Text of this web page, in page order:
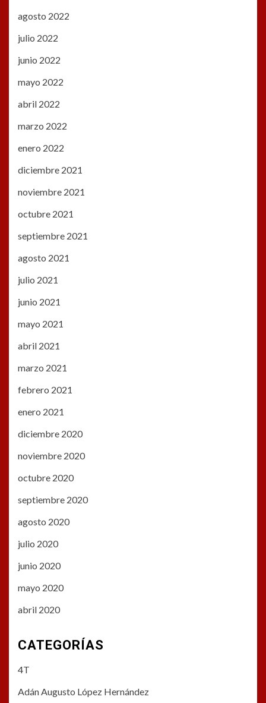
agosto 2022
julio 2022
junio 2022
mayo 2022
abril 2022
marzo 2022
enero 2022
diciembre 2021
noviembre 2021
octubre 2021
septiembre 2021
agosto 2021
julio 2021
junio 2021
mayo 2021
abril 2021
marzo 2021
febrero 2021
enero 2021
diciembre 2020
noviembre 2020
octubre 2020
septiembre 2020
agosto 2020
julio 2020
junio 2020
mayo 2020
abril 2020
CATEGORÍAS
4T
Adán Augusto López Hernández